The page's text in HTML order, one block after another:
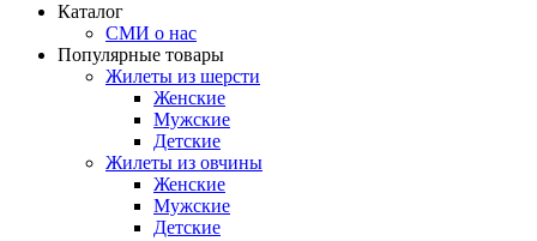
Каталог
СМИ о нас
Популярные товары
Жилеты из шерсти
Женские
Мужские
Детские
Жилеты из овчины
Женские
Мужские
Детские